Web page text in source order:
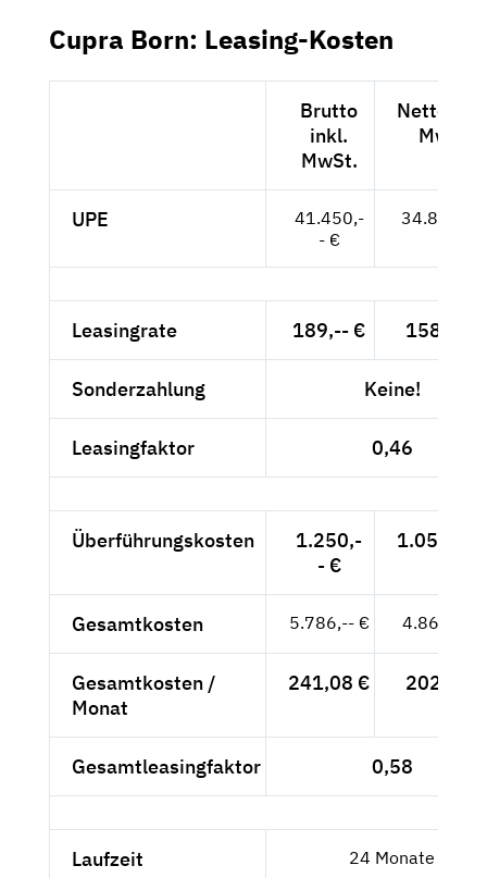
Cupra Born: Leasing-Kosten
Brutto
inkl.
MwSt.
Netto
MwSt.
UPE
41.450,-
- €
34.832,--
Leasingrate 189,-- € 158,82 €
Sonderzahlung Keine!
Leasingfaktor 0,46
Überführungskosten
1.250,-
- €
1.050,42
Gesamtkosten 5.786,-- € 4.862,18
Gesamtkosten /
Monat
241,08 € 202,59 €
Gesamtleasingfaktor 0,58
Laufzeit 24 Monate